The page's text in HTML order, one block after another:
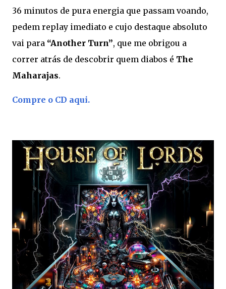
36 minutos de pura energia que passam voando,
pedem replay imediato e cujo destaque absoluto
vai para “Another Turn”, que me obrigou a
correr atrás de descobrir quem diabos é The
Maharajas.
Compre o CD aqui.